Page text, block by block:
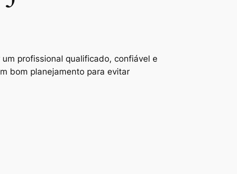
profissional qualificado, confiável e
bom planejamento para evitar